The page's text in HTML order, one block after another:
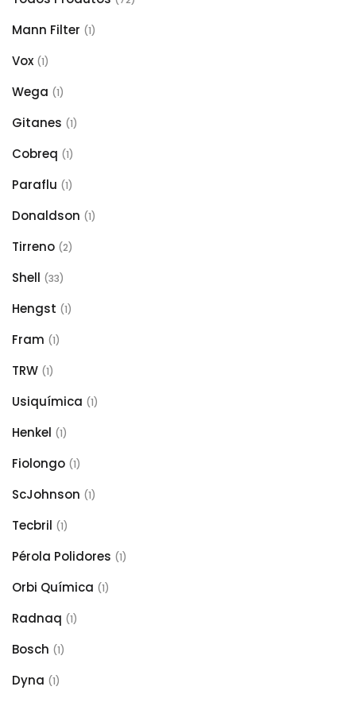
Mann Filter (1)
Vox (1)
Wega (1)
Gitanes (1)
Cobreq (1)
Paraflu (1)
Donaldson (1)
Tirreno (2)
Shell (33)
Hengst (1)
Fram (1)
TRW (1)
Usiquímica (1)
Henkel (1)
Fiolongo (1)
ScJohnson (1)
Tecbril (1)
Pérola Polidores (1)
Orbi Química (1)
Radnaq (1)
Bosch (1)
Dyna (1)